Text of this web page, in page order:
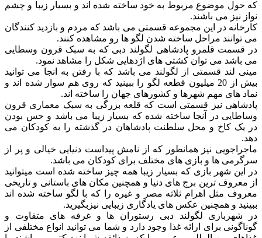
که حول موضوع مربوط به خود ساخته شده اند و بسیار زیبا و چشم
نواز نیز می باشند.
کارخانه در این مجموعه قسمتی می باشد که مردم و بازدید کنندگان
می توانند مراحل ساخته شدن لگو ها رو مشاهده کنند.
در قسمت قلمرو پادشاهی لگولند دبی که به سبک قرون وسطایی
می باشد می توان کشتی های اژدهایی شکل را مشاهد نمود.
مینی لند قسمتی از لگولند می باشد که با رفتن به انجا می توانید
بیش از 20 میلیون قطعه لگو را ببینید که روی هم سوار شده اند و
نماد های مهم شهرها و کشورهای جهان را ساخته اند.
پادشاهی نیز قسمتی است که قلعه بزرگی به سبک معماری قرون
وساطایی در آنجا ساخته شده که بسیار زیبا می باشد و حس بودن
در یک کاخ و محل سلطنت پادشاهان در گذشته را به کودکان می
دهد.
ماجراجویی نیز همانطور که از نامش پیداست دنیایی خیالی و پر از
سرگرمی ها و بازی های مختلف برای کودکان می باشد.
در این شهر بازی که بسیار زیبا همه چیز ساخته شده است میتوانید
از معروف ترین برج های دنیا و همچنین مکان های باستانی و تاریخی
معروف مثل اهرام ثلاثه مصر و غیره را که با لگو ساخته شده اند
ببینید و همچنین عکس های یادگاری زیبایی نیزبگیرید.
در شهربازی لگولند دبی رستوران ها و غرفه های متفاوت و
گوناگونی برای ارائه غذا وجود دارد و شما می توانید انواع مختلفی از